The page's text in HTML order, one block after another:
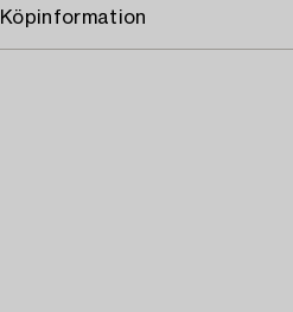
Köpinformation